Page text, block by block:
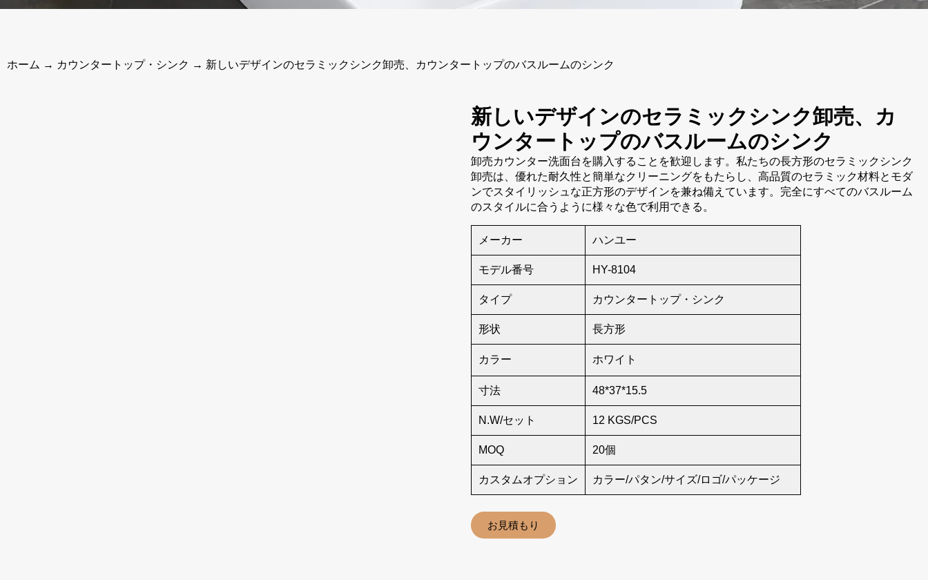
ホーム → カウンタートップ・シンク → 新しいデザインのセラミックシンク卸売、カウンタートップのバスルームのシンク
新しいデザインのセラミックシンク卸売、カ
ウンタートップのバスルームのシンク
卸売カウンター洗面台を購入することを歓迎します。私たちの長方形のセラミックシンク
卸売は、優れた耐久性と簡単なクリーニングをもたらし、高品質のセラミック材料とモダ
ンでスタイリッシュな正方形のデザインを兼ね備えています。完全にすべてのバスルーム
のスタイルに合うように様々な色で利用できる。
メーカー ハンユー
モデル番号 HY-8104
タイプ カウンタートップ・シンク
形状 長方形
カラー ホワイト
寸法 48*37*15.5
N.W/セット 12 KGS/PCS
MOQ 20個
カスタムオプション カラー/パタン/サイズ/ロゴ/パッケージ
お見積もり